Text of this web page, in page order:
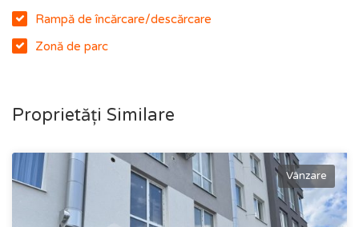
Rampă de încărcare/descărcare
Zonă de parc
Proprietăți Similare
Vânzare